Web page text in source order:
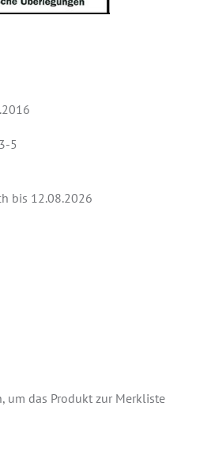
5
bis 12.08.2026
um das Produkt zur Merkliste